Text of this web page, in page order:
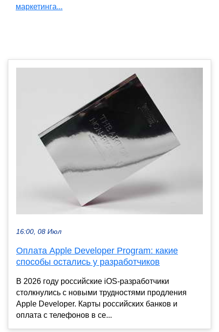
маркетинга...
16:00, 08 Июл
Оплата Apple Developer Program: какие
способы остались у разработчиков
В 2026 году российские iOS-разработчики
столкнулись с новыми трудностями продления
Apple Developer. Карты российских банков и
оплата с телефонов в се...